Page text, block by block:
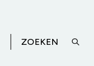
ZOEKEN